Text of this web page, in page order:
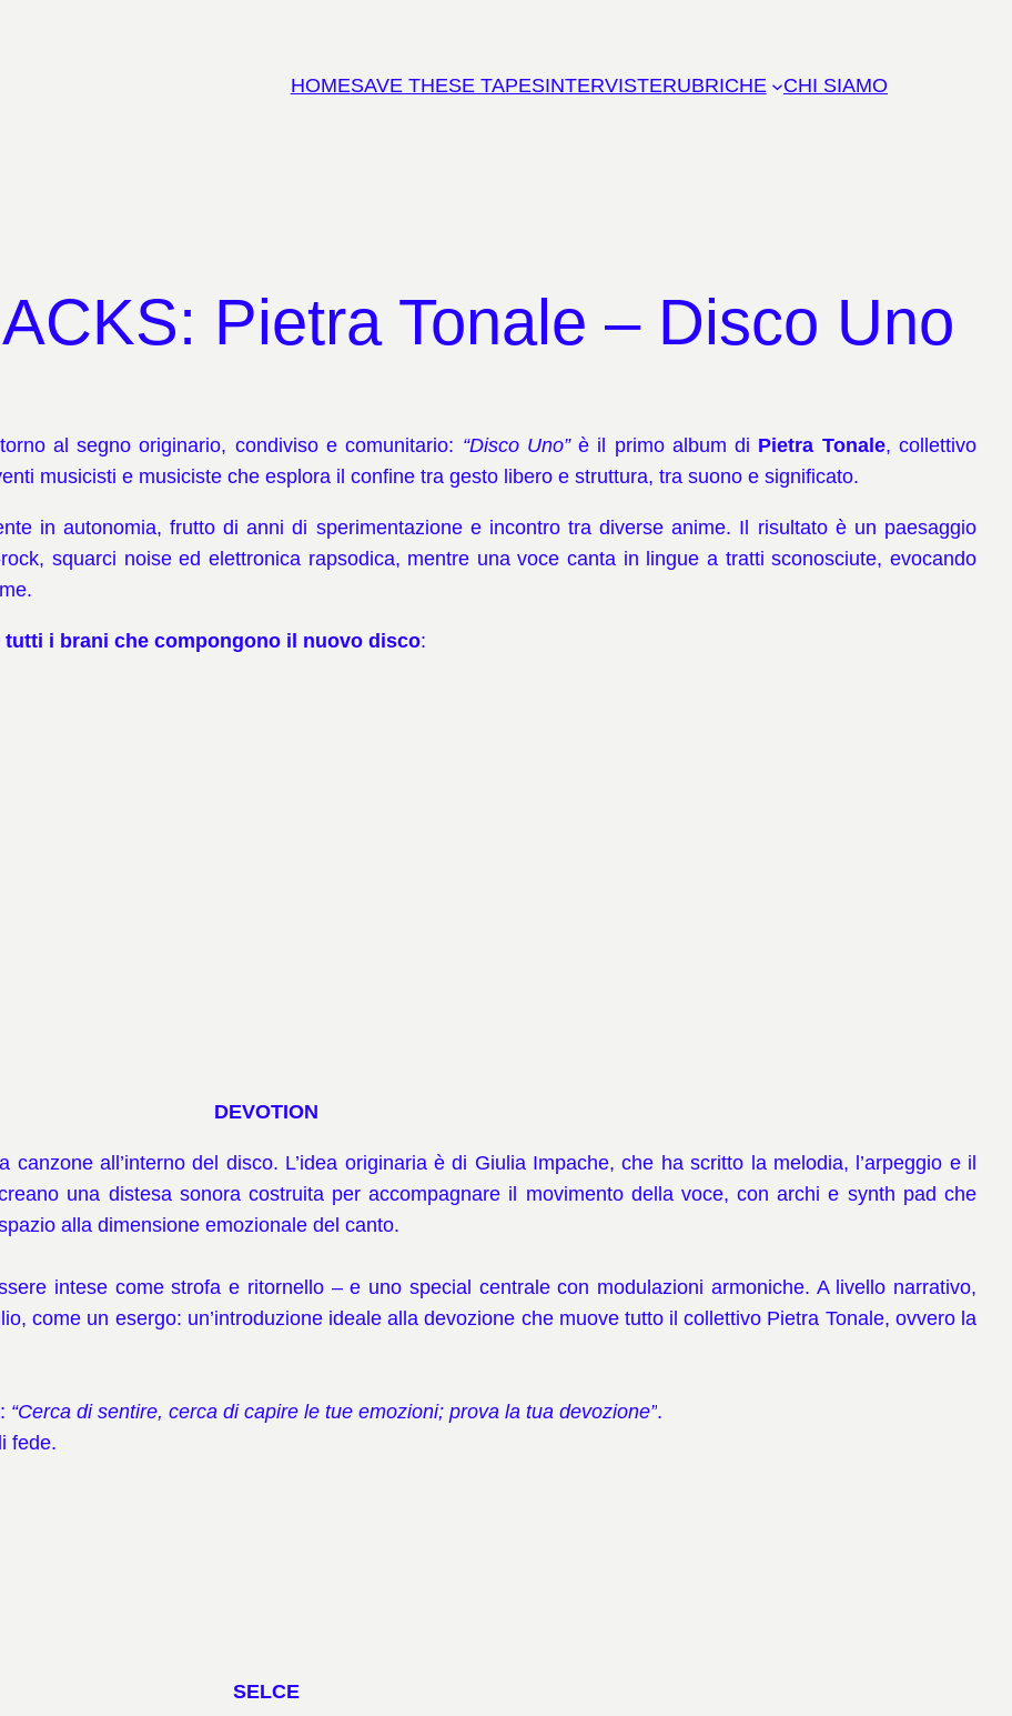
HOMESAVE THESE TAPESINTERVISTERUBRICHE CHI SIAMO
Pietra Tonale – Disco Uno
al segno originario, condiviso e comunitario: “Disco Uno”è il primo album di Pietra Tonale, collettivo
musicisti e musiciste che esplora il confine tra gesto libero e struttura, tra suono e significato.
in autonomia, frutto di anni di sperimentazione e incontro tra diverse anime. Il risultato è un paesaggio
squarci noise ed elettronica rapsodica, mentre una voce canta in lingue a tratti sconosciute, evocando
i brani che compongono il nuovo disco:
DEVOTION
all’interno del disco. L’idea originaria è di Giulia Impache, che ha scritto la melodia, l’arpeggio e il
una distesa sonora costruita per accompagnare il movimento della voce, con archi e synth pad che
alla dimensione emozionale del canto.
intese come strofa e ritornello – e uno special centrale con modulazioni armoniche. A livello narrativo,
come un esergo: un’introduzione ideale alla devozione che muove tutto il collettivo Pietra Tonale, ovvero la
“Cerca di sentire, cerca di capire le tue emozioni; prova la tua devozione”.
fede.
SELCE